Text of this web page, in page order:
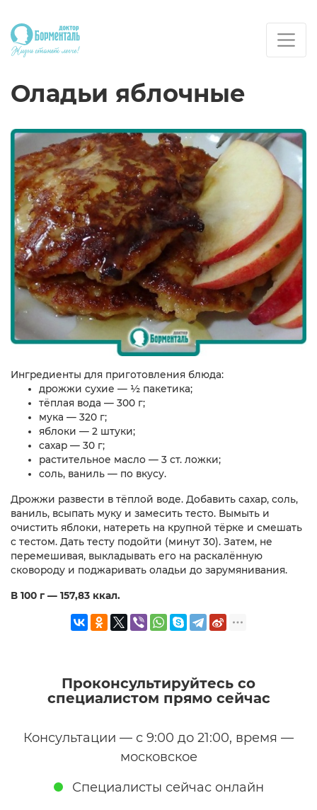
Оладьи яблочные
Ингредиенты для приготовления блюда:
дрожжи сухие — ½ пакетика;
тёплая вода — 300 г;
мука — 320 г;
яблоки — 2 штуки;
сахар — 30 г;
растительное масло — 3 ст. ложки;
соль, ваниль — по вкусу.
Дрожжи развести в тёплой воде. Добавить сахар, соль,
ваниль, всыпать муку и замесить тесто. Вымыть и
очистить яблоки, натереть на крупной тёрке и смешать
с тестом. Дать тесту подойти (минут 30). Затем, не
перемешивая, выкладывать его на раскалённую
сковороду и поджаривать оладьи до зарумянивания.
В 100 г — 157,83 ккал.
Проконсультируйтесь со
специалистом прямо сейчас
Консультации — с 9:00 до 21:00, время —
московское
Специалисты сейчас онлайн